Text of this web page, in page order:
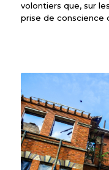
volontiers que, sur
prise de conscience